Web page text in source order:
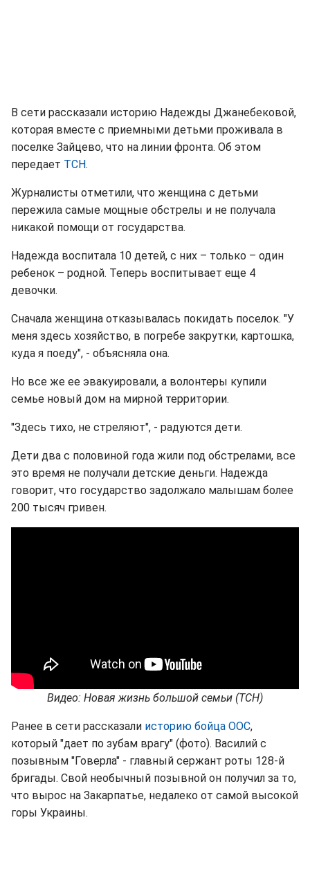
В сети рассказали историю Надежды Джанебековой,
которая вместе с приемными детьми проживала в
поселке Зайцево, что на линии фронта. Об этом
передает ТСН.
Журналисты отметили, что женщина с детьми
пережила самые мощные обстрелы и не получала
никакой помощи от государства.
Надежда воспитала 10 детей, с них – только – один
ребенок – родной. Теперь воспитывает еще 4
девочки.
Сначала женщина отказывалась покидать поселок. "У
меня здесь хозяйство, в погребе закрутки, картошка,
куда я поеду", - объясняла она.
Но все же ее эвакуировали, а волонтеры купили
семье новый дом на мирной территории.
"Здесь тихо, не стреляют", - радуются дети.
Дети два с половиной года жили под обстрелами, все
это время не получали детские деньги. Надежда
говорит, что государство задолжало малышам более
200 тысяч гривен.
Видео: Новая жизнь большой семьи (ТСН)
Ранее в сети рассказали историю бойца ООС,
который "дает по зубам врагу" (фото). Василий с
позывным "Говерла" - главный сержант роты 128-й
бригады. Свой необычный позывной он получил за то,
что вырос на Закарпатье, недалеко от самой высокой
горы Украины.